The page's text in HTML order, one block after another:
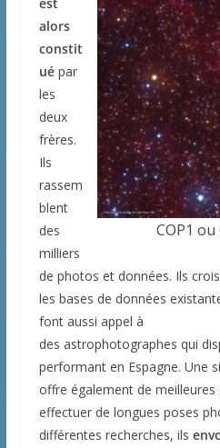
COP1 ou
est
alors
constit
uépar
les
deux
frères.
Ils
rassem
blent
des
milliers
de photos et données. Ils
les bases de données
font aussi appel à
des astrophotographes qui
performant en Espagne. Une
offre également de
effectuer de longues poses
différentes recherches, ils